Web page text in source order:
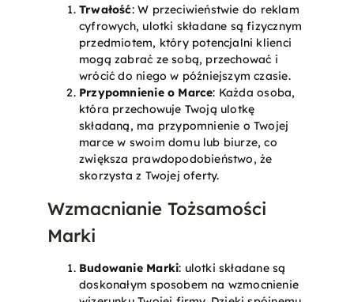
Trwałość: W przeciwieństwie do reklam
cyfrowych, ulotki składane są fizycznym
przedmiotem, który potencjalni klienci
mogą zabrać ze sobą, przechować i
wrócić do niego w późniejszym czasie.
Przypomnienie o Marce: Każda osoba,
która przechowuje Twoją ulotkę
składaną, ma przypomnienie o Twojej
marce w swoim domu lub biurze, co
zwiększa prawdopodobieństwo, że
skorzysta z Twojej oferty.
Wzmacnianie Tożsamości
Marki
Budowanie Marki: ulotki składane są
doskonałym sposobem na wzmocnienie